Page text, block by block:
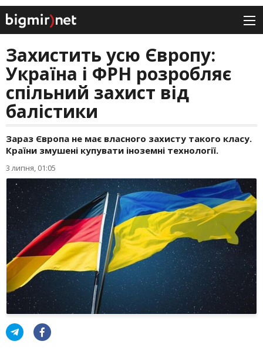
Захистить усю Європу:
Україна і ФРН розробляє
спільний захист від
балістики
Зараз Європа не має власного захисту такого класу.
Країни змушені купувати іноземні технології.
3 липня, 01:05